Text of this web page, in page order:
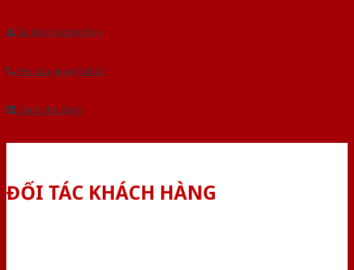
Tải báo giá tổng hợp
Yêu cầu gọi lại (3 phút)
Dành cho đại lý
ĐỐI TÁC KHÁCH HÀNG